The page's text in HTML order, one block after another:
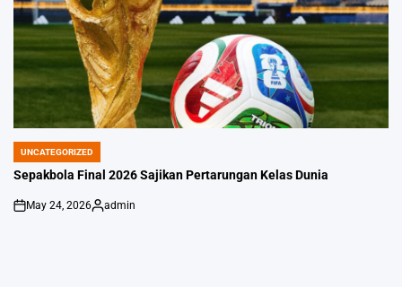
POSTED
IN
UNCATEGORIZED
Sepakbola Final 2026 Sajikan Pertarungan Kelas Dunia
on
May 24, 2026
Posted
admin